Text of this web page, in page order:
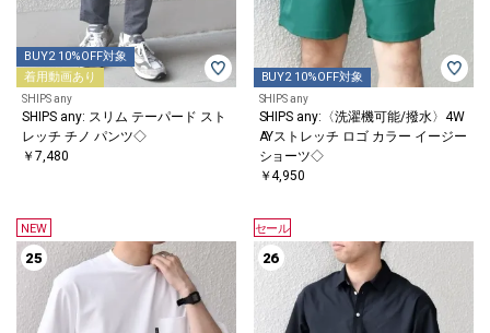
BUY2 10%OFF対象
着用動画あり
SHIPS any
SHIPS any: スリム テーパード スト
レッチ チノ パンツ◇
￥7,480
BUY2 10%OFF対象
SHIPS any
SHIPS any:〈洗濯機可能/撥水〉4W
AYストレッチ ロゴ カラー イージー
ショーツ◇
￥4,950
NEW
25
セール
26